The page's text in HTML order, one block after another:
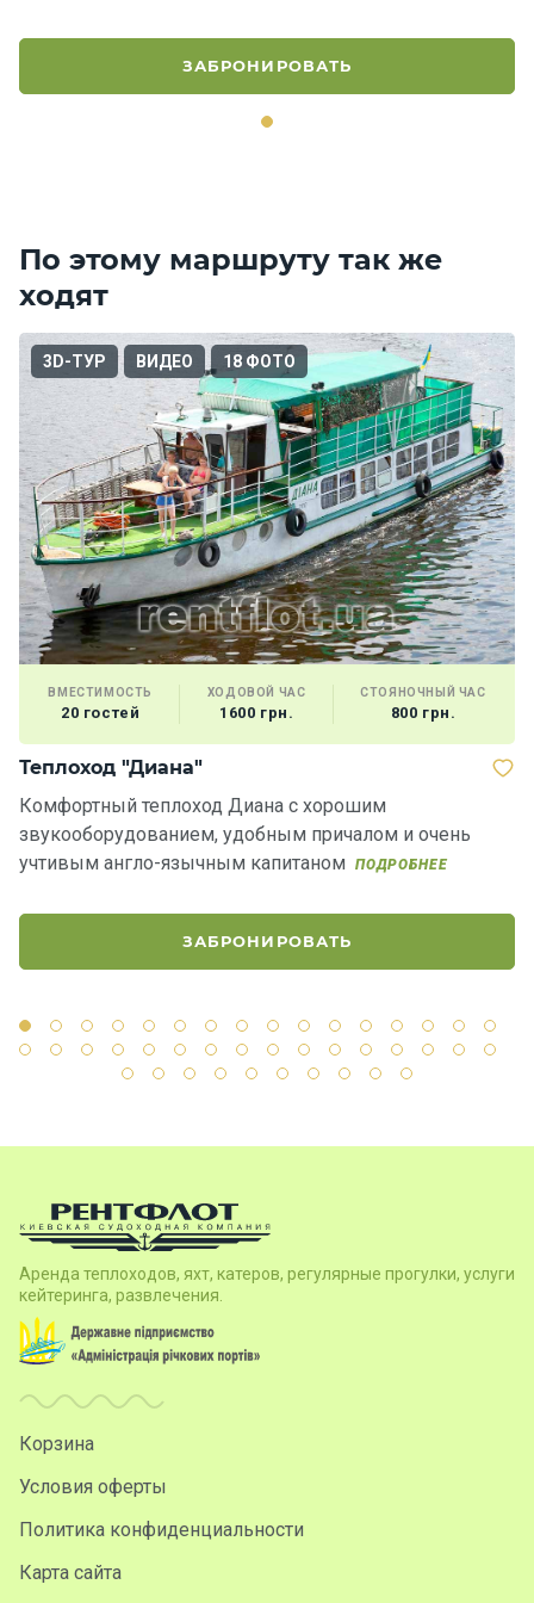
ЗАБРОНИРОВАТЬ
По этому маршруту так же
ходят
3D-ТУР ВИДЕО 18 ФОТО
ВМЕСТИМОСТЬ
20 гостей
ХОДОВОЙ ЧАС
1600 грн.
СТОЯНОЧНЫЙ ЧАС
800 грн.
Теплоход "Диана"
Комфортный теплоход Диана c хорошим
звукооборудованием, удобным причалом и очень
учтивым англо-язычным капитаном
ПОДРОБНЕЕ
ЗАБРОНИРОВАТЬ
Аренда теплоходов, яхт, катеров, регулярные прогулки, услуги
кейтеринга, развлечения.
Корзина
Условия оферты
Политика конфиденциальности
Карта сайта